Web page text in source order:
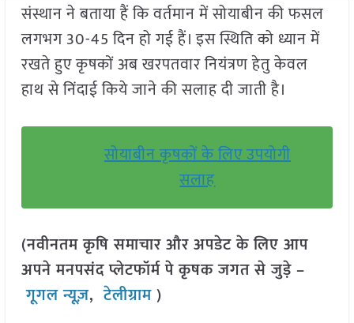
संस्थान ने बताया हैं कि वर्तमान में सोयाबीन की फसल
लगभग 30-45 दिन हो गई हैं। इस स्थिति को ध्यान में
रखते हुए कृषकों अब खरपतवार नियंत्रण हेतु केवल
हाथ से निंदाई किये जाने की सलाह दी जाती है।
सोयाबीन कृषकों के लिए उपयोगी
सलाह
(नवीनतम कृषि समाचार और अपडेट के लिए आप
अपने मनपसंद प्लेटफॉर्म पे कृषक जगत से जुड़े –
गूगल न्यूज़,टेलीग्राम )